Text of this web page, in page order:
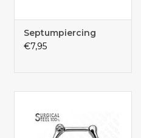
Septumpiercing
€7,95